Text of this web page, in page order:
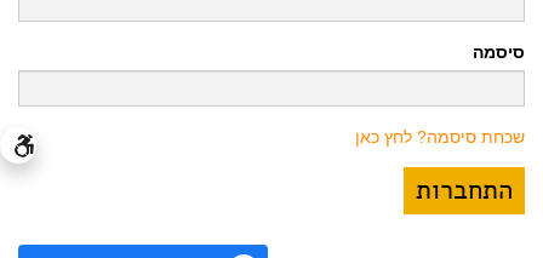
סיסמה
שכחת סיסמה? לחץ כאן